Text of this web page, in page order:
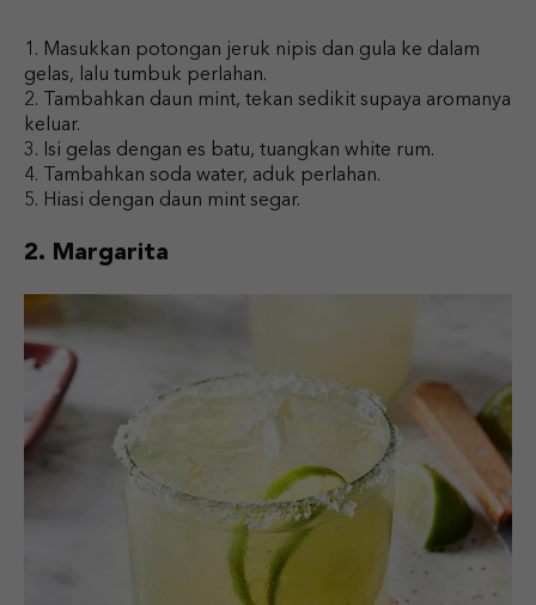
Masukkan potongan jeruk nipis dan gula ke dalam
gelas, lalu tumbuk perlahan.
Tambahkan daun mint, tekan sedikit supaya aromanya
keluar.
Isi gelas dengan es batu, tuangkan white rum.
Tambahkan soda water, aduk perlahan.
Hiasi dengan daun mint segar.
2. Margarita